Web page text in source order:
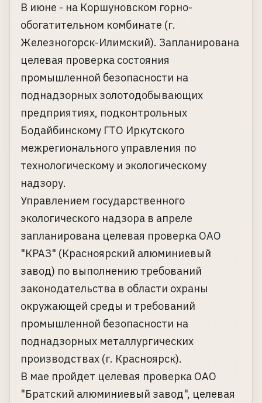
В июне - на Коршуновском горно-
обогатительном комбинате (г.
Железногорск-Илимский). Запланирована
целевая проверка состояния
промышленной безопасности на
поднадзорных золотодобывающих
предприятиях, подконтрольных
Бодайбинскому ГТО Иркутского
межрегионального управления по
технологическому и экологическому
надзору.
Управлением государственного
экологического надзора в апреле
запланирована целевая проверка ОАО
"КРАЗ" (Красноярский алюминиевый
завод) по выполнению требований
законодательства в области охраны
окружающей среды и требований
промышленной безопасности на
поднадзорных металлургических
производствах (г. Красноярск).
В мае пройдет целевая проверка ОАО
"Братский алюминиевый завод", целевая